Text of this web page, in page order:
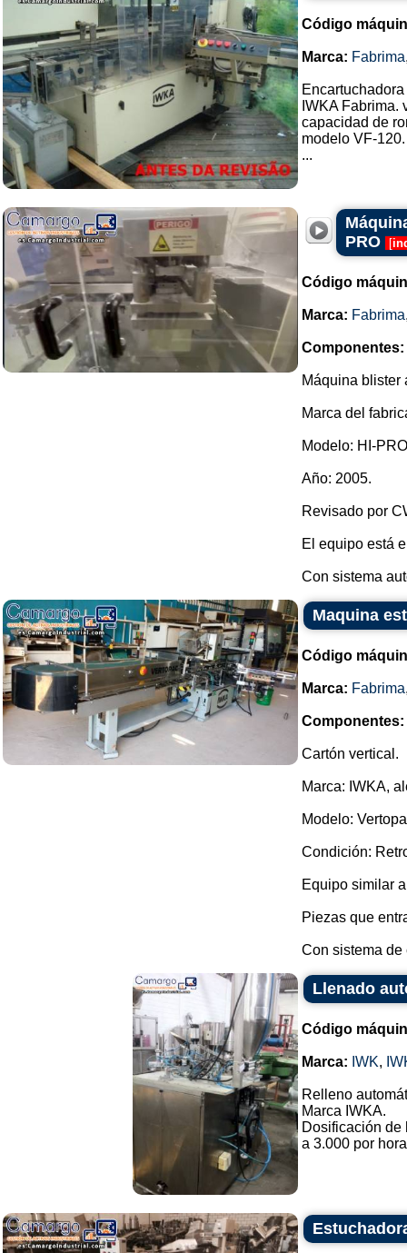
Código
Marca: Fabrima
Encartuchadora
IWKA Fabrima.
capacidad de
modelo VF-120.
...
PRO
[
Código
Marca: Fabrima
Componentes:
Máquina blister
Marca del
Modelo: HI-
Año: 2005.
Revisado por
El equipo está
Con sistema
Maquina
Código
Marca: Fabrima
Componentes:
Cartón vertical.
Marca: IWKA,
Modelo:
Condición:
Equipo similar
Piezas que
Con sistema de
Llenado
Código
Marca: IWK,
Relleno
Marca IWKA.
Dosificación de
a 3.000 por